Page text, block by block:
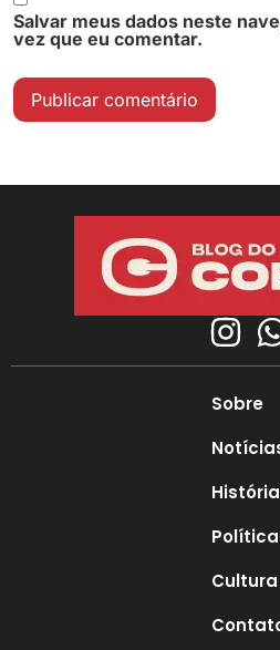
Salvar meus dados neste
vez que eu comentar.
Sobre
História
Política
Cultura